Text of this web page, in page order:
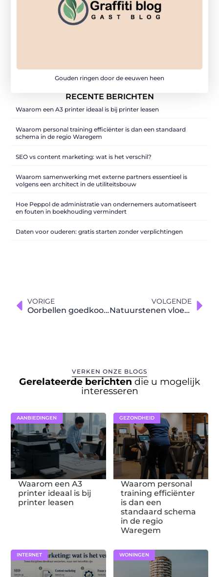
Gouden ringen door de eeuwen heen
RECENTE BERICHTEN
Waarom een A3 printer ideaal is bij printer leasen
Waarom personal training efficiënter is dan een standaard
schema in de regio Waregem
SEO vs content marketing: wat is het verschil?
Waarom samenwerking met externe partners essentieel is
volgens een architect in de utiliteitsbouw
Hoe Peppol de administratie van ondernemers automatiseert
en fouten in boekhouding vermindert
Daten voor ouderen: gratis starten zonder verplichtingen
VORIGE
Oorbellen goedkoop kopen online
VOLGENDE
Natuurstenen vloer reinigen
VERKEN ONZE BLOGS
Gerelateerde berichten die u mogelijk
interesseren
AANBIEDINGEN
Waarom een A3
printer ideaal is bij
printer leasen
GEZONDHEID
Waarom personal
training efficiënter
is dan een
standaard schema
in de regio
Waregem
INTERNET WONINGEN